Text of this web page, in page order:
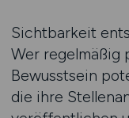
Sichtbarkeit
Wer regelmäßig
Bewusstsein
die ihre